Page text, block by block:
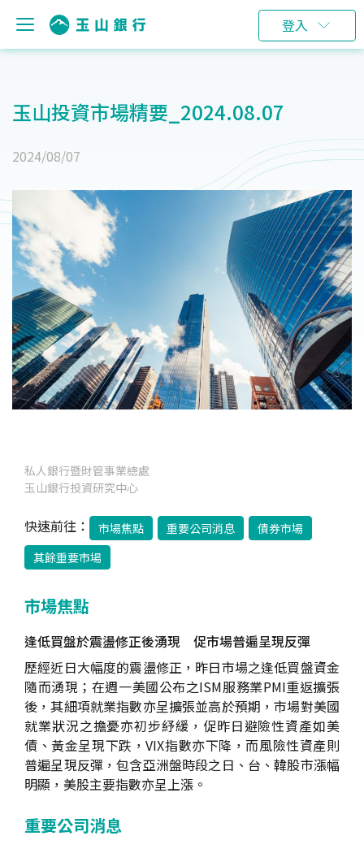
登入
玉山投資市場精要_2024.08.07
2024/08/07
私人銀行暨財管事業總處
玉山銀行投資研究中心
快速前往： 市場焦點 重要公司消息
債券市場
其餘重要市場
市場焦點
逢低買盤於震盪修正後湧現 促市場普遍呈現反彈
歷經近日大幅度的震盪修正，昨日市場之逢低買盤資金
隨而湧現；在週一美國公布之ISM服務業PMI重返擴張
後，其細項就業指數亦呈擴張並高於預期，市場對美國
就業狀況之擔憂亦初步紓緩，促昨日避險性資產如美
債、黃金呈現下跌，VIX指數亦下降，而風險性資產則
普遍呈現反彈，包含亞洲盤時段之日、台、韓股市漲幅
明顯，美股主要指數亦呈上漲。
重要公司消息